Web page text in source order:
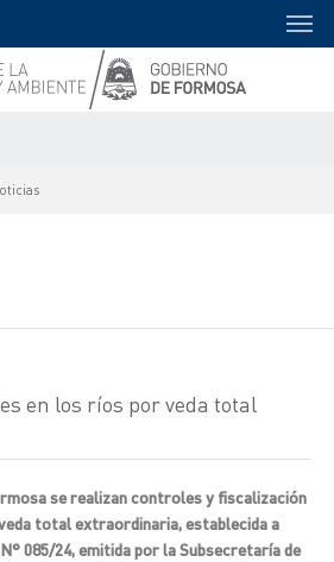
en los ríos por veda total
se realizan controles y fiscalización
total extraordinaria, establecida a
085/24, emitida por la Subsecretaría de